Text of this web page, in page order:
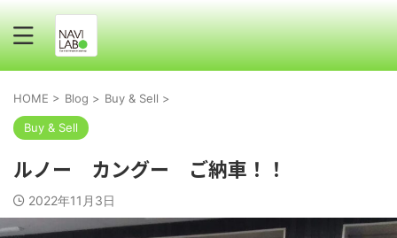
HOME > Blog > Buy & Sell >
Buy & Sell
ルノー カングー ご納車！！
2022年11月3日